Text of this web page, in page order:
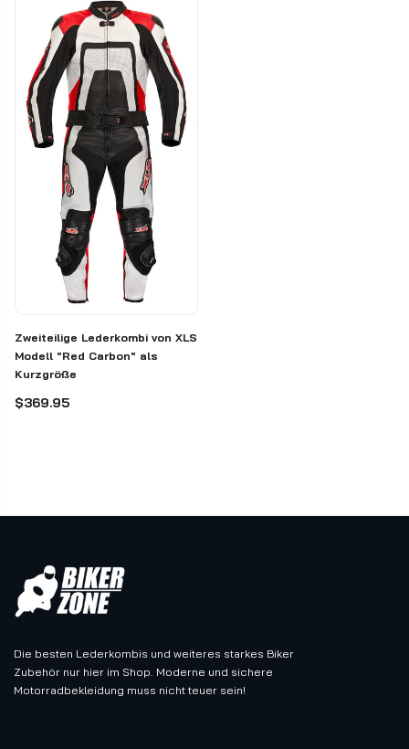
Zweiteilige Lederkombi von XLS
Modell "Red Carbon" als
Kurzgröße
$369.95
Die besten Lederkombis und weiteres starkes Biker
Zubehör nur hier im Shop. Moderne und sichere
Motorradbekleidung muss nicht teuer sein!